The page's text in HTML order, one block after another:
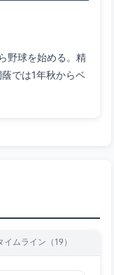
野球を始める。精
では1年秋からベ
イムライン（19）